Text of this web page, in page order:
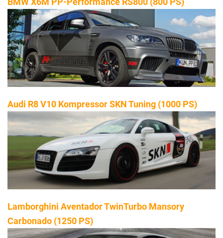
Audi R8 V10 Kompressor SKN Tuning (1000 PS)
Lamborghini Aventador TwinTurbo Mansory
Carbonado (1250 PS)